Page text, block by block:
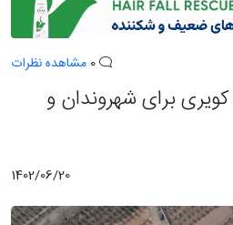
مشاهده نظرات
کویری برای شهروندان و
1402/06/20